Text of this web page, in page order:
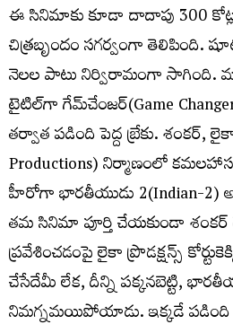
ఈ సినిమాకు కూడా దాదాపు 300 కోట్ల
చిత్రబృందం సగర్వంగా తెలిపింది.
నెలల పాటు నిర్విరామంగా సాగింది.
టైటిల్​గా గేమ్​చేంజర్​(Game
తర్వాత పడింది పెద్ద బ్రేకు. శంకర్​,
Productions) నిర్మాణంలో
హీరోగా భారతీయుడు 2(Indian-2)
తమ సినిమా పూర్తి చేయకుండా
ప్రవేశించడంపై లైకా ప్రొడక్షన్స్​
చేసేదేమీ లేక, దీన్ని పక్కనబెట్టి,
నిమగ్నమయిపోయాడు. ఇక్కడే పడింది